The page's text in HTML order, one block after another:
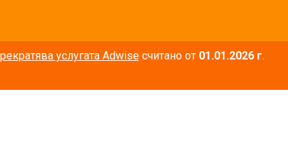
услугата Adwiseсчитано от 01.01.2026 г.